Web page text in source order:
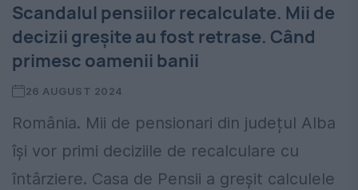
Scandalul pensiilor recalculate. Mii de
decizii greșite au fost retrase. Când
primesc oamenii banii
26 AUGUST 2024
România. Mii de pensionari din județul Alba
își vor primi deciziile de recalculare cu
întârziere. Casa de Pensii a greșit calculele